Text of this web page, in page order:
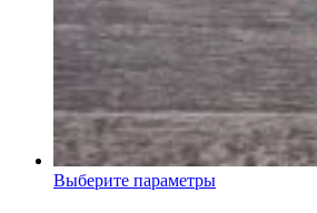
Выберите параметры